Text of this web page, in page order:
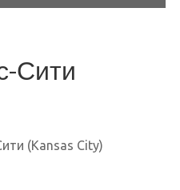
Сити
(Kansas City)